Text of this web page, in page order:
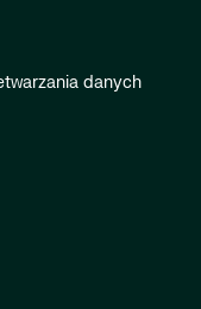
danych